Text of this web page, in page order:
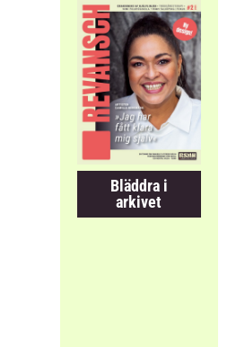
Bläddra i
arkivet